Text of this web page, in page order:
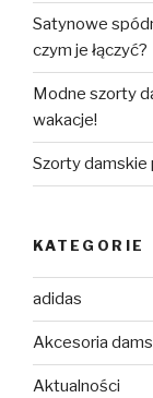
Satynowe
czym je łączyć?
Modne szorty
wakacje!
Szorty damskie
KATEGORIE
adidas
Akcesoria
Aktualności